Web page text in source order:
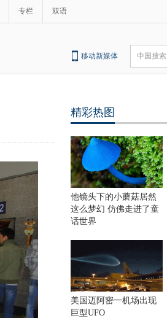
专栏 双语
移动新媒体 中国搜索
精彩热图
他镜头下的小蘑菇居然
这么梦幻 仿佛走进了童
话世界
美国迈阿密一机场出现
巨型UFO